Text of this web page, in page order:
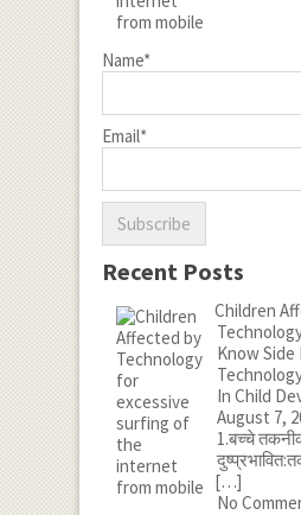
Name*
Email*
Recent Posts
Children
Know
In Child
August 7,
1.बच्चे
[…]
No